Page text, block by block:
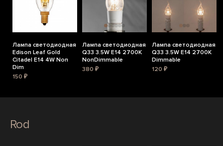
Лампа светодиодная
Edison Leaf Gold
Citadel E14 4W Non
Dim
150 ₽
Лампа светодиодная
Q33 3.5W E14 2700K
NonDimmable
380 ₽
Лампа светодиодная
Q33 3.5W E14 2700K
Dimmable
120 ₽
Rod